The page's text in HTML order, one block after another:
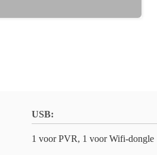
USB:
1 voor PVR, 1 voor Wifi-dongle